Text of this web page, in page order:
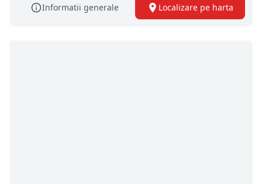
Informatii generale Localizare pe harta